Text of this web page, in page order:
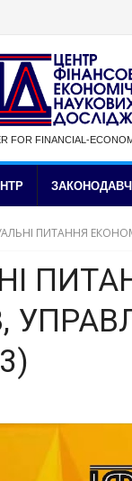
FOR FINANCIAL-
ПИТАННЯ